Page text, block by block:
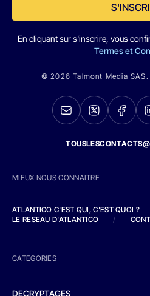
En cliquant sur s'inscrire, vous
Termes et
© 2026 Talmont Media
MIEUX NOUS CONNAITRE
ATLANTICO C'EST QUI, C'EST QUOI ?
LE RESEAU D'ATLANTICO
/
CATEGORIES
DECRYPTAGES